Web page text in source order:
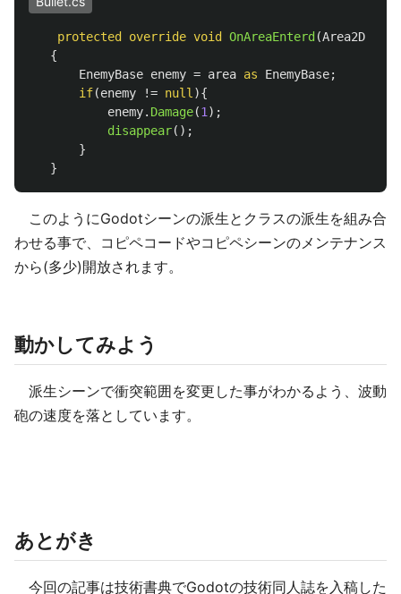
protected override void OnAreaEnterd (Area2D
{
EnemyBase enemy = area as EnemyBase;
if(enemy != null){
enemy. Damage(1);
disappear();
}
}
このようにGodotシーンの派生とクラスの派生を組み合
わせる事で、コピペコードやコピペシーンのメンテナンス
から(多少)開放されます。
動かしてみよう
派生シーンで衝突範囲を変更した事がわかるよう、波動
砲の速度を落としています。
あとがき
今回の記事は技術書典でGodotの技術同人誌を入稿した